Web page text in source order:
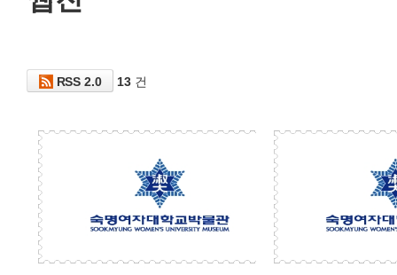
RSS 2.0 13 건